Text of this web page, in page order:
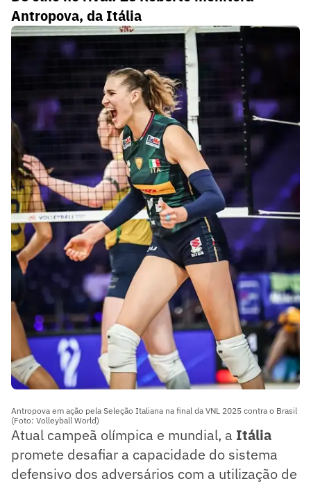
Antropova, da Itália
Antropova em ação pela Seleção Italiana na final da VNL 2025 contra o Brasil
(Foto: Volleyball World)
Atual campeã olímpica e mundial, a Itália
promete desafiar a capacidade do sistema
defensivo dos adversários com a utilização de